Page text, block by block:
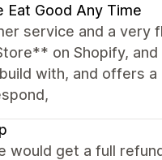
Eat Good Any Time
service and a
on Shopify,
with, and offers
would get a full